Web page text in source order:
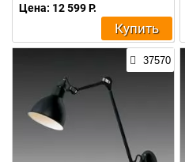
Цена: 12 599 Р.
Купить
37570